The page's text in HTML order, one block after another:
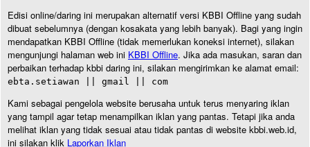
Edisi online/daring ini merupakan alternatif versi KBBI Offline yang sudah
dibuat sebelumnya (dengan kosakata yang lebih banyak). Bagi yang ingin
mendapatkan KBBI Offline (tidak memerlukan koneksi internet), silakan
mengunjungi halaman web ini KBBI Offline. Jika ada masukan, saran dan
perbaikan terhadap kbbi daring ini, silakan mengirimkan ke alamat email:
ebta.setiawan || gmail || com
Kami sebagai pengelola website berusaha untuk terus menyaring iklan
yang tampil agar tetap menampilkan iklan yang pantas. Tetapi jika anda
melihat iklan yang tidak sesuai atau tidak pantas di website kbbi.web.id,
ini silakan klik Laporkan Iklan